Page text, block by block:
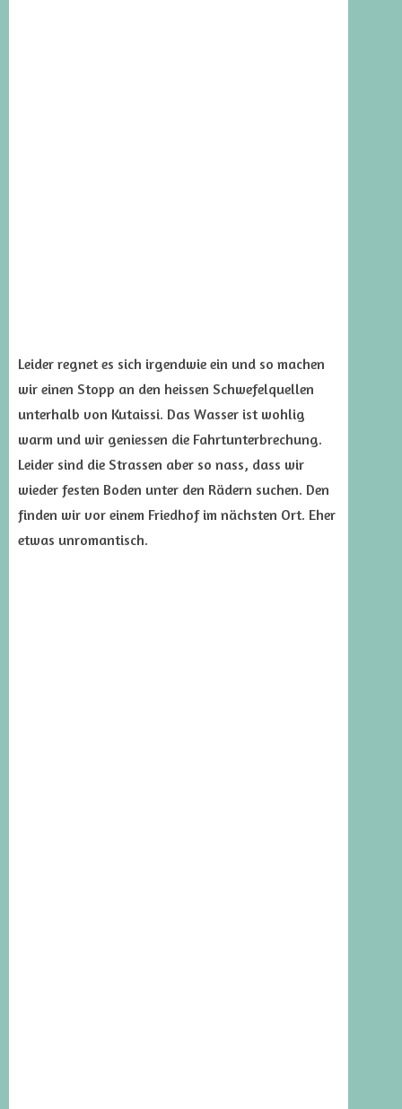
Leider regnet es sich irgendwie ein und so machen
wir einen Stopp an den heissen Schwefelquellen
unterhalb von Kutaissi. Das Wasser ist wohlig
warm und wir geniessen die Fahrtunterbrechung.
Leider sind die Strassen aber so nass, dass wir
wieder festen Boden unter den Rädern suchen. Den
finden wir vor einem Friedhof im nächsten Ort. Eher
etwas unromantisch.